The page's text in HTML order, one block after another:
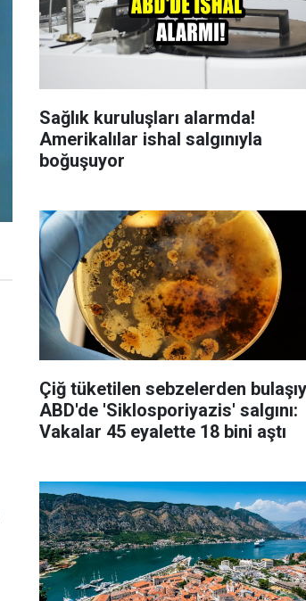
Sağlık kuruluşları alarmda!
Amerikalılar ishal salgınıyla
boğuşuyor
Çiğ tüketilen sebzelerden
ABD'de 'Siklosporiyazis' salgını:
Vakalar 45 eyalette 18 bini aştı